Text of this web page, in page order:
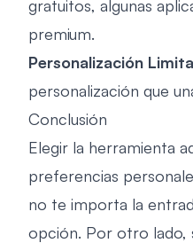
gratuitos, algunas
premium.
Personalización
personalización que
Conclusión
Elegir la herramienta
preferencias
no te importa la
opción. Por otro lado,